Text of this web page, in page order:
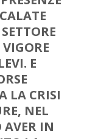
E
LA CRISI
NEL
AVER IN